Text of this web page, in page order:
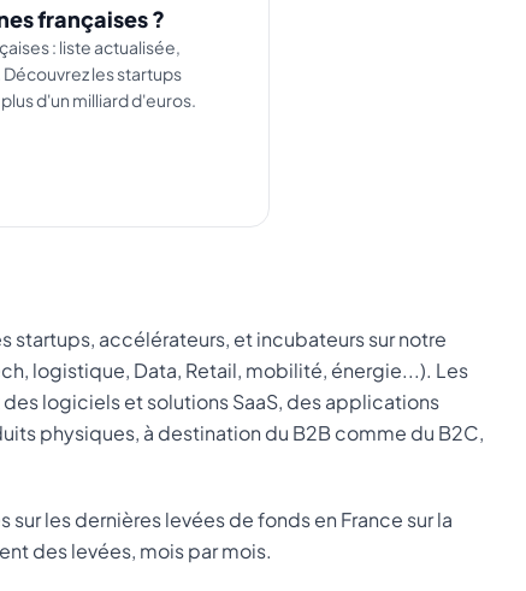
françaises ?
: liste actualisée,
les startups
d'un milliard d'euros.
startups, accélérateurs, et incubateurs sur notre
logistique, Data, Retail, mobilité, énergie...). Les
logiciels et solutions SaaS, des applications
physiques, à destination du B2B comme du B2C,
les dernières levées de fonds en France sur la
des levées, mois par mois.